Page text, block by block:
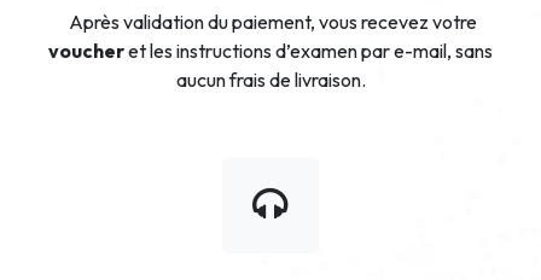
Après validation du paiement, vous recevez votre
voucheret les instructions d’examen par e-mail, sans
aucun frais de livraison.